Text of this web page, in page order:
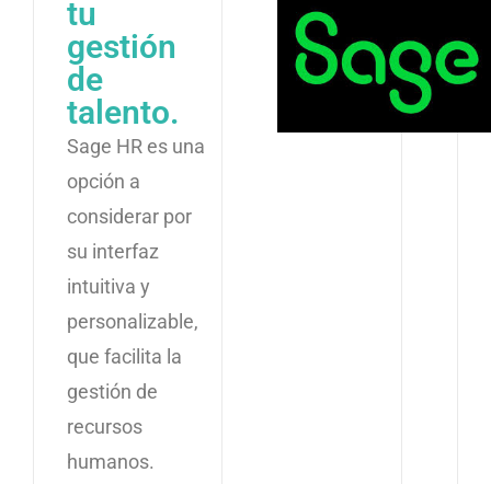
tu
gestión
de
talento.
Sage HR es una
opción a
considerar por
su interfaz
intuitiva y
personalizable,
que facilita la
gestión de
recursos
humanos.